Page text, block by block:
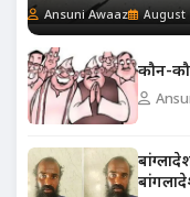
Ansuni Awaaz August
कौन-